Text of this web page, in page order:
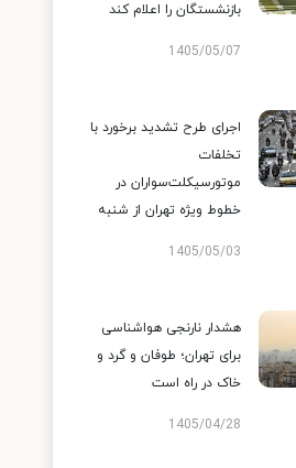
بازنشستگان را اعلام کند
1405/05/07
اجرای طرح تشدید برخورد با
تخلفات
موتورسیکلت‌سواران در
خطوط ویژه تهران از شنبه
1405/05/03
هشدار نارنجی هواشناسی
برای تهران؛ طوفان و گرد و
خاک در راه است
1405/04/28